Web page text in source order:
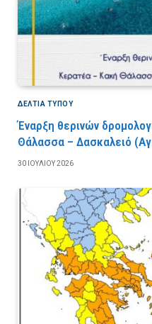
ΔΕΛΤΙΑ ΤΥΠΟΥ
Έναρξη θερινών
Θάλασσα – Δασκαλειό
30 ΙΟΥΛΊΟΥ 2026